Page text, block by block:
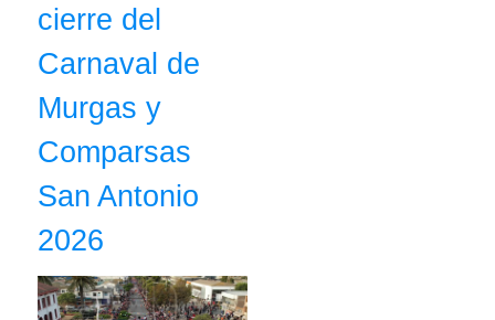
cierre del
Carnaval de
Murgas y
Comparsas
San Antonio
2026